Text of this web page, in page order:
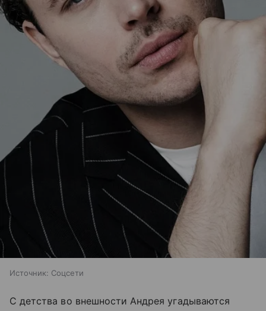
Источник: Соцсети
С детства во внешности Андрея угадываются